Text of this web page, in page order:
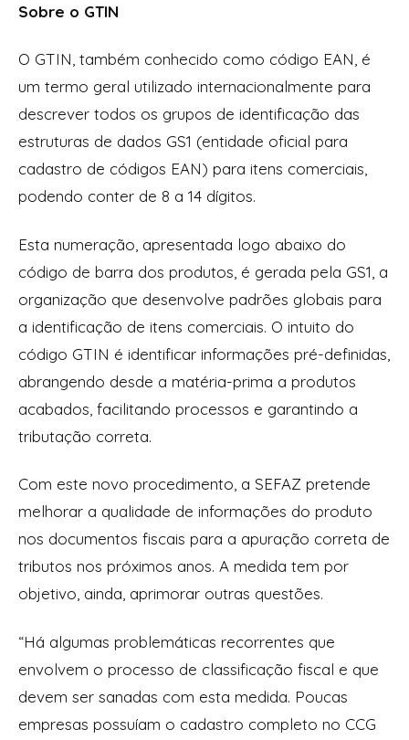
Sobre o GTIN
O GTIN, também conhecido como código EAN, é
um termo geral utilizado internacionalmente para
descrever todos os grupos de identificação das
estruturas de dados GS1 (entidade oficial para
cadastro de códigos EAN) para itens comerciais,
podendo conter de 8 a 14 dígitos.
Esta numeração, apresentada logo abaixo do
código de barra dos produtos, é gerada pela GS1, a
organização que desenvolve padrões globais para
a identificação de itens comerciais. O intuito do
código GTIN é identificar informações pré-definidas,
abrangendo desde a matéria-prima a produtos
acabados, facilitando processos e garantindo a
tributação correta.
Com este novo procedimento, a SEFAZ pretende
melhorar a qualidade de informações do produto
nos documentos fiscais para a apuração correta de
tributos nos próximos anos. A medida tem por
objetivo, ainda, aprimorar outras questões.
“Há algumas problemáticas recorrentes que
envolvem o processo de classificação fiscal e que
devem ser sanadas com esta medida. Poucas
empresas possuíam o cadastro completo no CCG